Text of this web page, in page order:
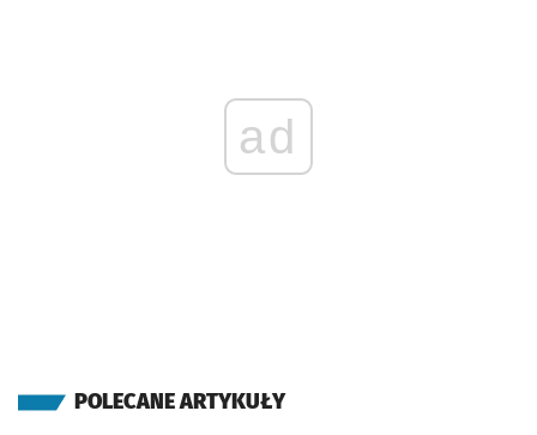
ad
POLECANE ARTYKUŁY